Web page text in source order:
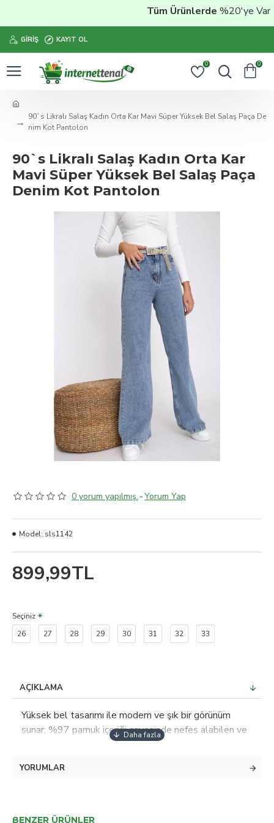
Tüm Ürünlerde%20'ye Varan
GIRIŞ KAYIT OL
0 0
90`s Likralı Salaş Kadın Orta Kar Mavi Süper Yüksek Bel Salaş Paça De
nim Kot Pantolon
90`s Likralı Salaş Kadın Orta Kar
Mavi Süper Yüksek Bel Salaş Paça
Denim Kot Pantolon
0 yorum yapılmış. -Yorum Yap
899,99TL
Model: sls1142
Seçiniz
26
27 28 29 30 31 32 33
AÇIKLAMA
Yüksek bel tasarımı ile modern ve şık bir görünüm
sunar; %97 pamuk içeriği sayesinde nefes alabilen ve
konforlu bir kullanım sağlar; Esnek yapısı ile gün boyu
boru paça tasarımı, klasik jean tarzını modern bir
koleksiyonunun dinamik ruhunu yansıtan trend bir stil
YORUMLAR
BENZER ÜRÜNLER